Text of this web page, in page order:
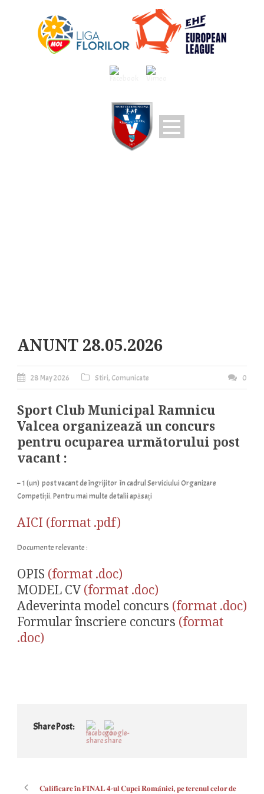
ANUNT 28.05.2026
28 May 2026 Stiri, Comunicate 0
Sport Club Municipal Ramnicu
Valcea organizează un concurs
pentru ocuparea următorului post
vacant :
– 1 (un) post vacant de îngrijitor în cadrul Serviciului Organizare
Competiții. Pentru mai multe detalii apăsați
AICI (format .pdf)
Documente relevante :
OPIS (format .doc)
MODEL CV(format .doc)
Adeverinta model concurs (format .doc)
Formular înscriere concurs (format
.doc)
Share Post:
𝐂𝐚𝐥𝐢𝐟𝐢𝐜𝐚𝐫𝐞 𝐢̂𝐧 𝐅𝐈𝐍𝐀𝐋 𝟒-𝐮𝐥 𝐂𝐮𝐩𝐞𝐢 𝐑𝐨𝐦𝐚̂𝐧𝐢𝐞𝐢, 𝐩𝐞 𝐭𝐞𝐫𝐞𝐧𝐮𝐥 𝐜𝐞𝐥𝐨𝐫 𝐝𝐞